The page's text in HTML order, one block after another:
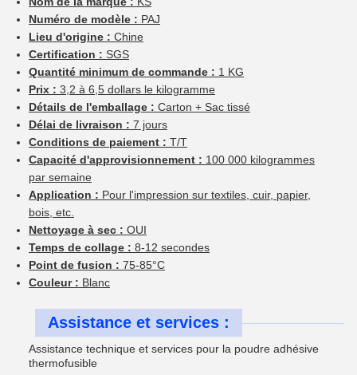
Numéro de modèle : PAJ
Lieu d'origine : Chine
Certification : SGS
Quantité minimum de commande : 1 KG
Prix : 3,2 à 6,5 dollars le kilogramme
Détails de l'emballage : Carton + Sac tissé
Délai de livraison : 7 jours
Conditions de paiement : T/T
Capacité d'approvisionnement : 100 000 kilogrammes
par semaine
Application : Pour l'impression sur textiles, cuir, papier,
bois, etc.
Nettoyage à sec : OUI
Temps de collage : 8-12 secondes
Point de fusion : 75-85°C
Couleur : Blanc
Assistance et services :
Assistance technique et services pour la poudre adhésive
thermofusible